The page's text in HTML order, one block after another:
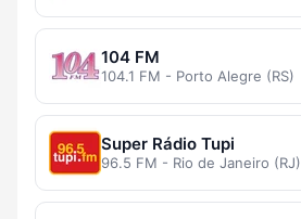
104 FM
104.1 FM - Porto Alegre (RS)
Super Rádio Tupi
96.5 FM - Rio de Janeiro (RJ)